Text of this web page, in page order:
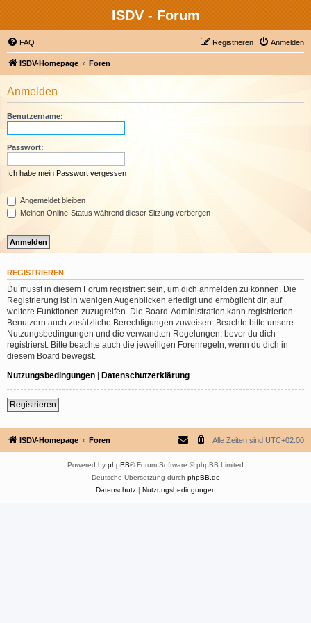
ISDV - Forum
FAQ Anmelden
Registrieren
ISDV-Homepage Foren
Anmelden
Benutzername:
Passwort:
Ich habe mein Passwort vergessen
Angemeldet bleiben
Meinen Online-Status während dieser Sitzung verbergen
REGISTRIEREN
Du musst in diesem Forum registriert sein, um dich anmelden zu können. Die
Registrierung ist in wenigen Augenblicken erledigt und ermöglicht dir, auf
weitere Funktionen zuzugreifen. Die Board-Administration kann registrierten
Benutzern auch zusätzliche Berechtigungen zuweisen. Beachte bitte unsere
Nutzungsbedingungen und die verwandten Regelungen, bevor du dich
registrierst. Bitte beachte auch die jeweiligen Forenregeln, wenn du dich in
diesem Board bewegst.
Nutzungsbedingungen | Datenschutzerklärung
Registrieren
ISDV-Homepage Foren Alle Zeiten sind UTC+02:00
Powered by phpBB® Forum Software © phpBB Limited
Deutsche Übersetzung durch phpBB.de
Datenschutz| Nutzungsbedingungen